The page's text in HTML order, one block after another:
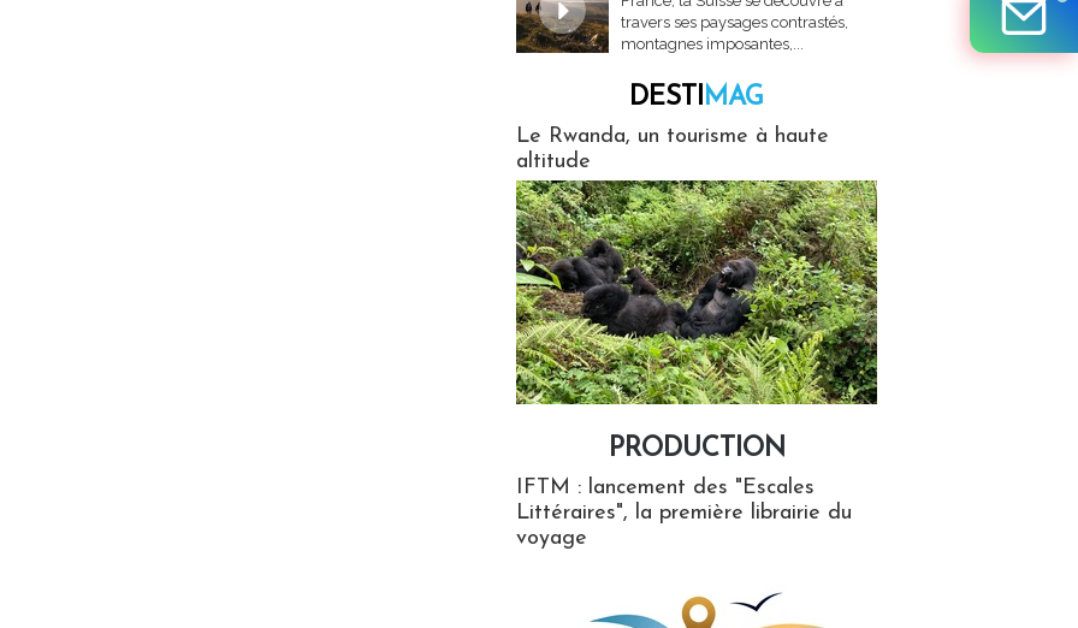
travers ses paysages contrastés,
montagnes imposantes,...
DESTIMAG
Le Rwanda, un tourisme à haute
altitude
PRODUCTION
IFTM : lancement des "Escales
Littéraires", la première librairie du
voyage